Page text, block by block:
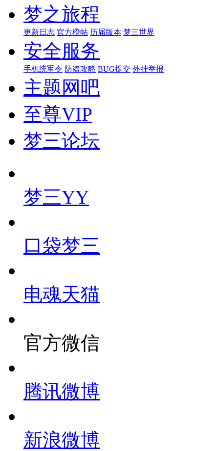
梦之旅程
更新日志 官方橙帖 历届版本 梦三世界
安全服务
手机统军令 防盗攻略 BUG提交 外挂举报
主题网吧
至尊VIP
梦三论坛
梦三YY
口袋梦三
电魂天猫
官方微信
腾讯微博
新浪微博